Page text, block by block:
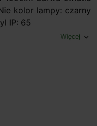
kolor lampy: czarny
IP: 65
Więcej expand_more